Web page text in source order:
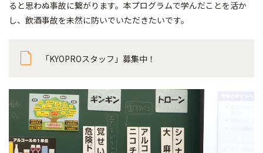
ると思わぬ事故に繋がります。本プログラムで学んだことを活か
し、飲酒事故を未然に防いでいただきたいです。
「KYOPROスタッフ」募集中！